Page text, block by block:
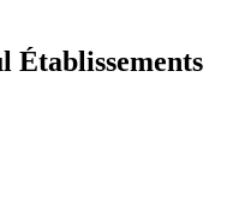
Établissements